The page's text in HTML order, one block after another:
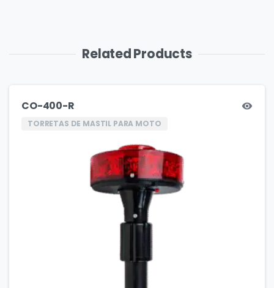
Related Products
CO-400-R
TORRETAS DE MASTIL PARA MOTO